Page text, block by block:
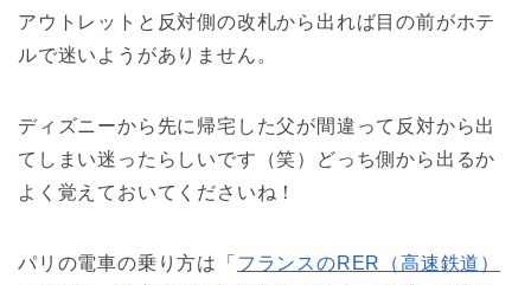
アウトレットと反対側の改札から出れば目の前がホテ
ルで迷いようがありません。
ディズニーから先に帰宅した父が間違って反対から出
てしまい迷ったらしいです（笑）どっち側から出るか
よく覚えておいてくださいね！
パリの電車の乗り方は「 フランスのRER（高速鉄道）